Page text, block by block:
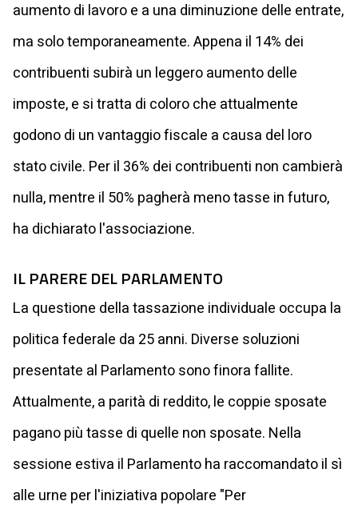
aumento di lavoro e a una diminuzione delle entrate,
ma solo temporaneamente. Appena il 14% dei
contribuenti subirà un leggero aumento delle
imposte, e si tratta di coloro che attualmente
godono di un vantaggio fiscale a causa del loro
stato civile. Per il 36% dei contribuenti non cambierà
nulla, mentre il 50% pagherà meno tasse in futuro,
ha dichiarato l'associazione.
IL PARERE DEL PARLAMENTO
La questione della tassazione individuale occupa la
politica federale da 25 anni. Diverse soluzioni
presentate al Parlamento sono finora fallite.
Attualmente, a parità di reddito, le coppie sposate
pagano più tasse di quelle non sposate. Nella
sessione estiva il Parlamento ha raccomandato il sì
alle urne per l'iniziativa popolare "Per